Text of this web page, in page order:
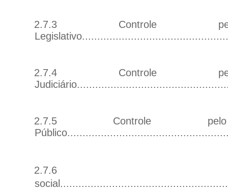
2.7.3 Controle
Legislativo
2.7.4 Controle
Judiciário
2.7.5 Controle
Público
2.7.6
social